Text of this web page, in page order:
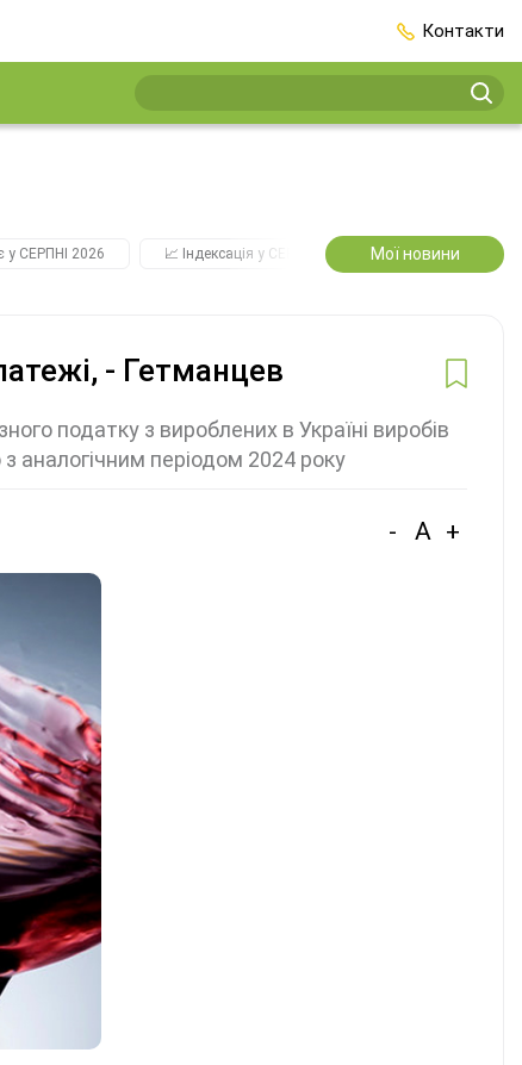
Контакти
СЕРПНІ 2026 📈 Індексація у СЕРПНІ 2️⃣0️⃣2️⃣7️⃣ Усі
Мої новини
- Гетманцев
податку з вироблених в Україні виробів
аналогічним періодом 2024 року
- A +